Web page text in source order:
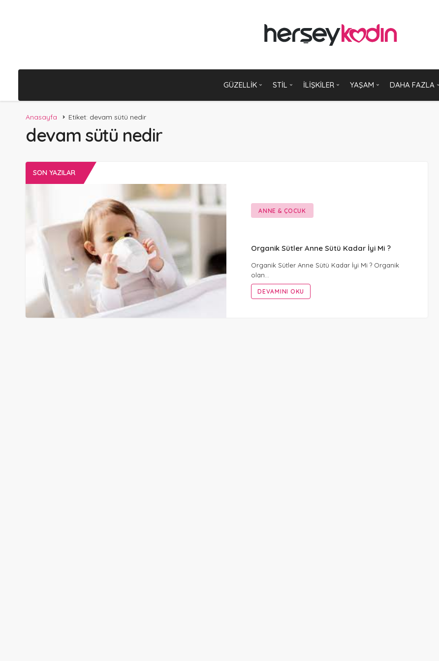
GÜZELLIK STIL İLIŞKILER YAŞAM DAHA FAZLA
Anasayfa Etiket: devam sütü nedir
devam sütü nedir
SON YAZILAR
ANNE & ÇOCUK
Organik Sütler Anne Sütü Kadar İyi Mi ?
Organik Sütler Anne Sütü Kadar İyi Mi ? Organik
olan…
DEVAMINI OKU